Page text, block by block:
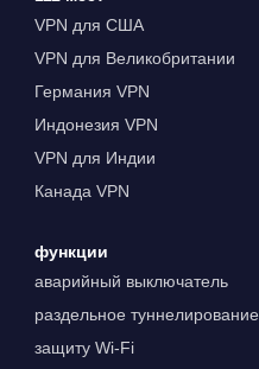
VPN для США
VPN для Великобритании
Германия VPN
Индонезия VPN
VPN для Индии
Канада VPN
функции
аварийный выключатель
раздельное туннелирование
защиту Wi-Fi